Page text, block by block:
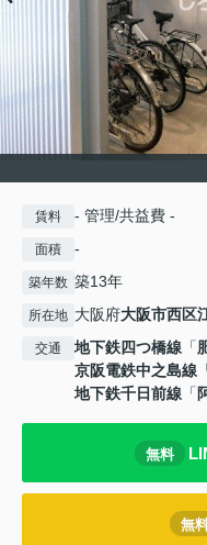
賃料 - 管理/共益費 -
面積 -
築年数 築13年
所在地 大阪府大阪市西区
交通 地下鉄四つ橋線 「
京阪電鉄中之島線
地下鉄千日前線 「
無料
無